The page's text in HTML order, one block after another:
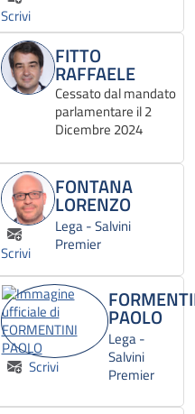
Scrivi
FITTO
RAFFAELE
Cessato dal mandato
parlamentare il 2
Dicembre 2024
Scrivi
FONTANA
LORENZO
Lega - Salvini
Premier
Scrivi
PAOLO
Lega -
Salvini
Premier